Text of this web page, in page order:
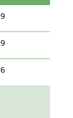
9
9
6